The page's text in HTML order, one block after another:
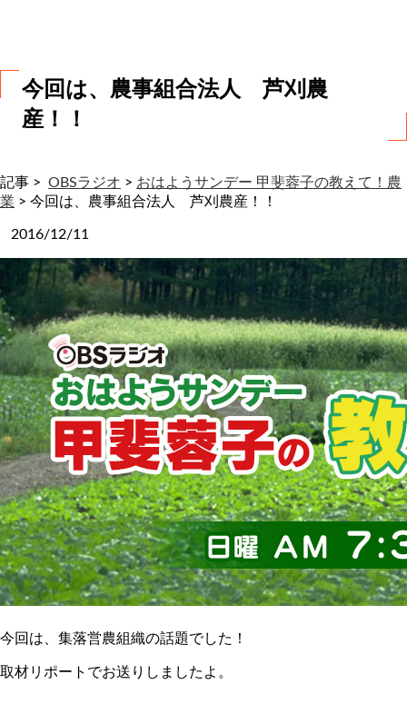
今回は、農事組合法人 芦刈農
産！！
記事 > OBSラジオ > おはようサンデー 甲斐蓉子の教えて！農
業 > 今回は、農事組合法人 芦刈農産！！
2016/12/11
今回は、集落営農組織の話題でした！
取材リポートでお送りしましたよ。